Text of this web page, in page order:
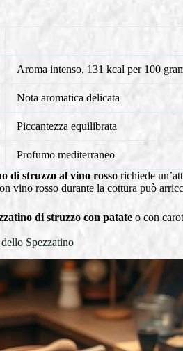
Aroma intenso, 131 kcal per 100
Nota aromatica delicata
Piccantezza equilibrata
Profumo mediterraneo
di struzzo al vino rosso richiede
vino rosso durante la cottura può
di struzzo con patate o con
Spezzatino